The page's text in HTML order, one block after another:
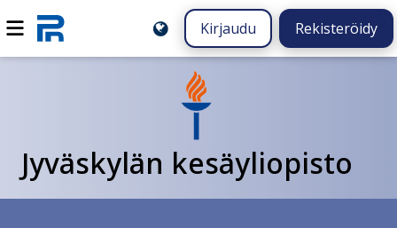
Kirjaudu Rekisteröidy
Jyväskylän kesäyliopisto